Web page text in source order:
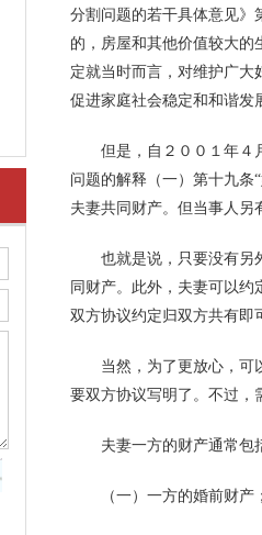
分割问题的若干具体意见》
的，房屋和其他价值较大的
定就当时而言，对维护广大
促进家庭社会稳定和和谐发
但是，自２００１年４月
问题的解释（一）第十九条
夫妻共同财产。但当事人另
也就是说，只要没有另外
同财产。此外，夫妻可以
双方协议约定归双方共有即
当然，为了更放心，可以
要双方协议写明了。不过，
夫妻一方的财产通常包
（一）一方的婚前财产；